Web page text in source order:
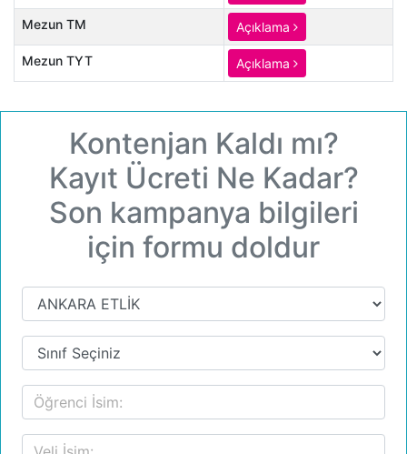
Mezun TM Açıklama
Mezun TYT Açıklama
Kontenjan Kaldı mı?
Kayıt Ücreti Ne Kadar?
Son kampanya bilgileri
için formu doldur